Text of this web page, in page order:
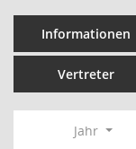
Informationen
Vertreter
Jahr